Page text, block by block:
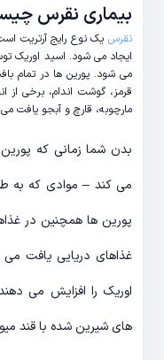
بیماری نقرس
نقرس یک نوع رایج آرتریت
ایجاد می شود. اسید اوریک
می شود. پورین ها در تمام
قرمز، گوشت اندام، برخی از
مارچوبه، قارچ و آبجو یافت
بدن شما زمانی که
می کند – موادی که به
پورین ها همچنین در
غذاهای دریایی یافت می
اوریک را افزایش می
های شیرین شده با قند